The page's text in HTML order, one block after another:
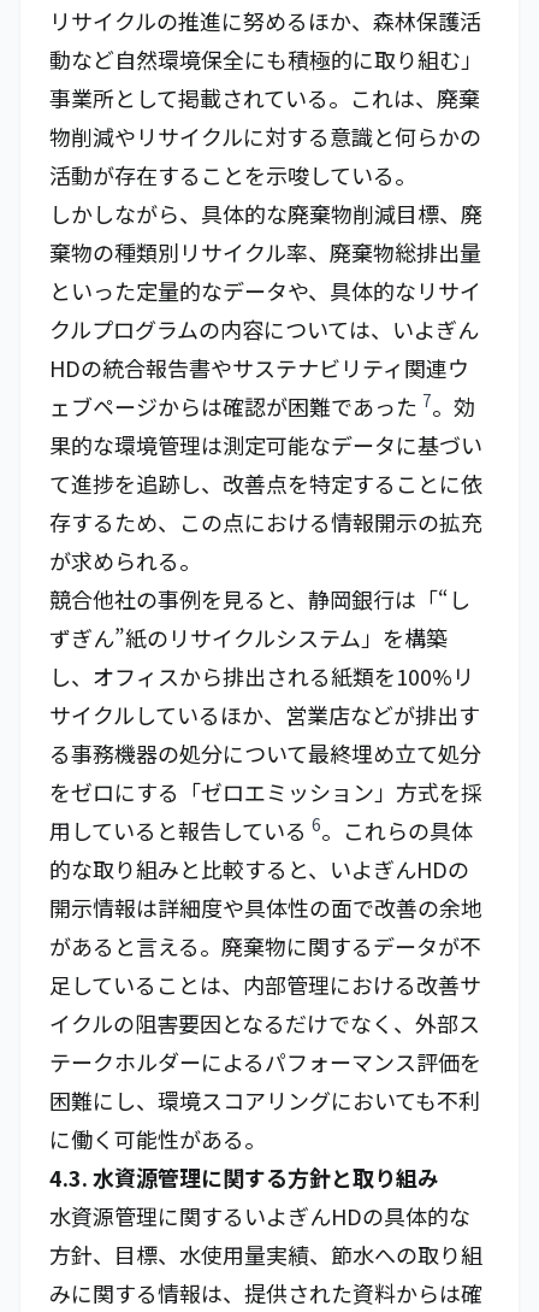
リサイクルの推進に努めるほか、森林保護活
動など自然環境保全にも積極的に取り組む」
事業所として掲載されている。これは、廃棄
物削減やリサイクルに対する意識と何らかの
活動が存在することを示唆している。
しかしながら、具体的な廃棄物削減目標、廃
棄物の種類別リサイクル率、廃棄物総排出量
といった定量的なデータや、具体的なリサイ
クルプログラムの内容については、いよぎん
HDの統合報告書やサステナビリティ関連ウ
ェブページからは確認が困難であった 7。効
果的な環境管理は測定可能なデータに基づい
て進捗を追跡し、改善点を特定することに依
存するため、この点における情報開示の拡充
が求められる。
競合他社の事例を見ると、静岡銀行は「“し
ずぎん”紙のリサイクルシステム」を構築
し、オフィスから排出される紙類を100%リ
サイクルしているほか、営業店などが排出す
る事務機器の処分について最終埋め立て処分
をゼロにする「ゼロエミッション」方式を採
用していると報告している 6。これらの具体
的な取り組みと比較すると、いよぎんHDの
開示情報は詳細度や具体性の面で改善の余地
があると言える。廃棄物に関するデータが不
足していることは、内部管理における改善サ
イクルの阻害要因となるだけでなく、外部ス
テークホルダーによるパフォーマンス評価を
困難にし、環境スコアリングにおいても不利
に働く可能性がある。
4.3. 水資源管理に関する方針と取り組み
水資源管理に関するいよぎんHDの具体的な
方針、目標、水使用量実績、節水への取り組
みに関する情報は、提供された資料からは確